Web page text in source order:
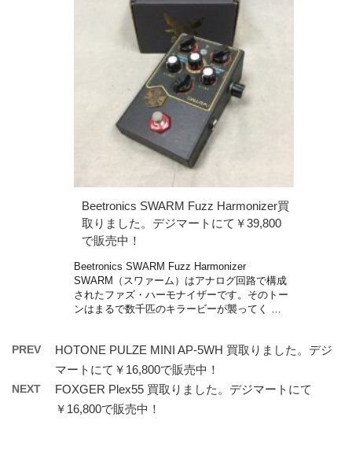
Beetronics SWARM Fuzz Harmonizer買
取りました。デジマートにて￥39,800
で販売中！
Beetronics SWARM Fuzz Harmonizer
SWARM（スワァーム）はアナログ回路で構成
されたファズ・ハーモナイザーです。そのトー
ンはまるで数千匹のキラービーが襲ってく …
PREV
HOTONE PULZE MINI AP-5WH 買取りました。デジ
マートにて￥16,800で販売中！
NEXT
FOXGER Plex55 買取りました。デジマートにて
￥16,800で販売中！